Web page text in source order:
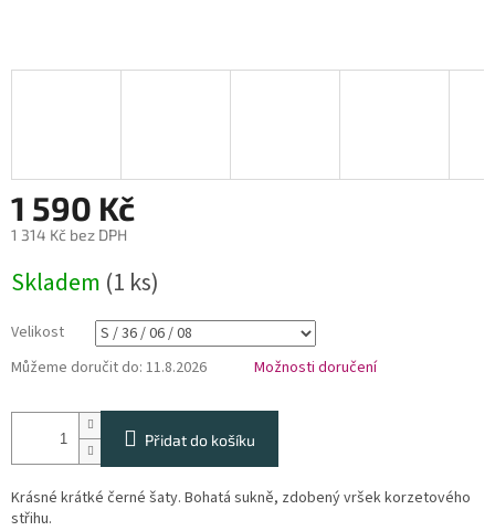
1 590 Kč
1 314 Kč bez DPH
cena:
Skladem (1 ks)
Velikost
Můžeme doručit do: 11.8.2026 Možnosti doručení
Přidat do košíku
Krásné krátké černé šaty. Bohatá sukně, zdobený vršek korzetového
střihu.